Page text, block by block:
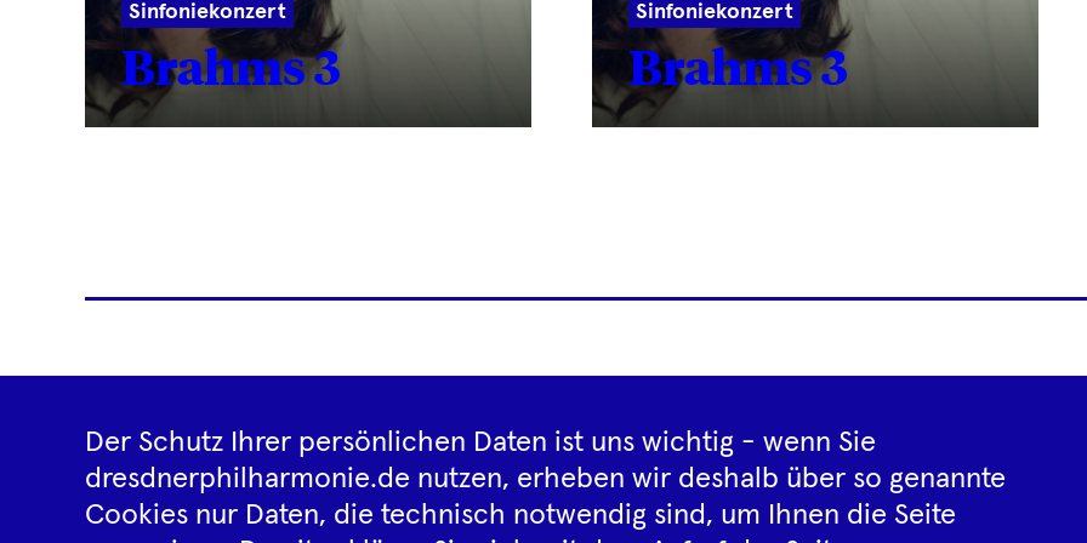
Sinfoniekonzert
Brahms 3
Sinfoniekonzert
Brahms 3
Navigation
TiktokFacebook
Instagram
SpotifyYouTube
Der Schutz Ihrer persönlichen Daten ist uns wichtig - wenn Sie
dresdnerphilharmonie.de nutzen, erheben wir deshalb über so genannte
Cookies nur Daten, die technisch notwendig sind, um Ihnen die Seite